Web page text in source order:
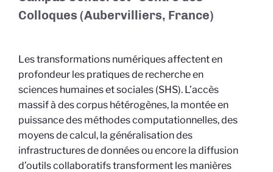
Colloques (Aubervilliers, France)
Les transformations numériques affectent en
profondeur les pratiques de recherche en
sciences humaines et sociales (SHS). L’accès
massif à des corpus hétérogènes, la montée en
puissance des méthodes computationnelles, des
moyens de calcul, la généralisation des
infrastructures de données ou encore la diffusion
d’outils collaboratifs transforment les manières